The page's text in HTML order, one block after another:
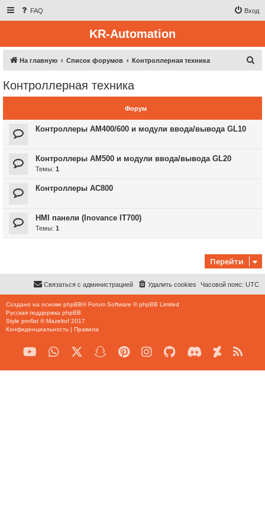
FAQ Вход
KR-Automation
На главную Список форумов Контроллерная техника
Контроллерная техника
Форум
Контроллеры AM400/600 и модули ввода/вывода GL10
Контроллеры AM500 и модули ввода/вывода GL20
Темы: 1
Контроллеры AC800
HMI панели (Inovance IT700)
Темы: 1
Перейти
Часовой пояс: UTC
Удалить cookies
Связаться с администрацией
Создано на основе phpBB® Forum Software © phpBB Limited
Русская поддержка phpBB
Style proflat ©Mazeltof 2017
Конфиденциальность | Правила